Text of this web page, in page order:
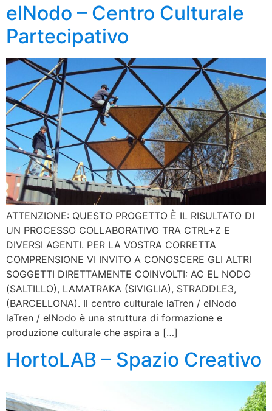
elNodo – Centro Culturale
Partecipativo
ATTENZIONE: QUESTO PROGETTO È IL RISULTATO DI
UN PROCESSO COLLABORATIVO TRA CTRL+Z E
DIVERSI AGENTI. PER LA VOSTRA CORRETTA
COMPRENSIONE VI INVITO A CONOSCERE GLI ALTRI
SOGGETTI DIRETTAMENTE COINVOLTI: AC EL NODO
(SALTILLO), LAMATRAKA (SIVIGLIA), STRADDLE3,
(BARCELLONA). Il centro culturale laTren / elNodo
laTren / elNodo è una struttura di formazione e
produzione culturale che aspira a […]
HortoLAB – Spazio Creativo